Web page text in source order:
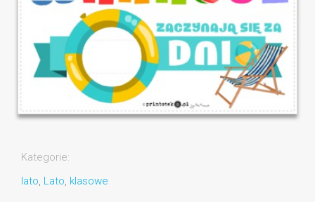
Kategorie:
lato, Lato, klasowe